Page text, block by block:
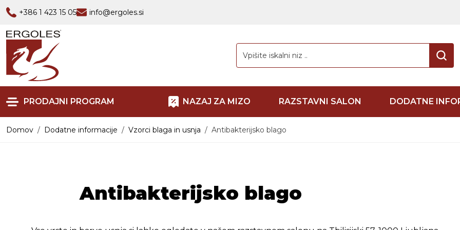
+386 1 423 15 05 info@ergoles.si
Search for:
PRODAJNI PROGRAM NAZAJ ZA MIZO RAZSTAVNI SALON DODATNE
Domov Dodatne informacije Vzorci blaga in usnja Antibakterijsko blago
Antibakterijsko blago